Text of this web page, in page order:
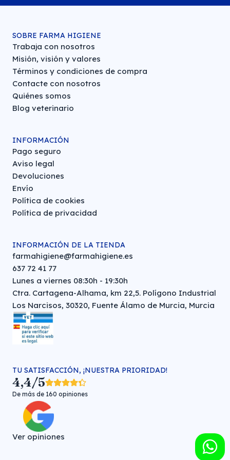
SOBRE FARMA HIGIENE
Trabaja con nosotros
Misión, visión y valores
Términos y condiciones de compra
Contacte con nosotros
Quiénes somos
Blog veterinario
INFORMACIÓN
Pago seguro
Aviso legal
Devoluciones
Envío
Política de cookies
Política de privacidad
INFORMACIÓN DE LA TIENDA
farmahigiene@farmahigiene.es
637 72 41 77
Lunes a viernes 08:30h - 19:30h
Ctra. Cartagena-Alhama, km 22,5. Polígono Industrial
Los Narcisos, 30320, Fuente Álamo de Murcia, Murcia
TU SATISFACCIÓN, ¡NUESTRA PRIORIDAD!
4,4/5
De más de 160 opiniones
Ver opiniones